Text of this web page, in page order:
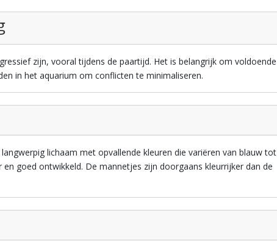
zijn, vooral tijdens de paartijd. Het is belangrijk om voldoende
in het aquarium om conflicten te minimaliseren.
lichaam met opvallende kleuren die variëren van blauw tot
en goed ontwikkeld. De mannetjes zijn doorgaans kleurrijker dan de